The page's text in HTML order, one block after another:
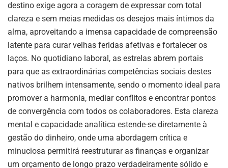
destino exige agora a coragem de expressar com total
clareza e sem meias medidas os desejos mais íntimos da
alma, aproveitando a imensa capacidade de compreensão
latente para curar velhas feridas afetivas e fortalecer os
laços. No quotidiano laboral, as estrelas abrem portais
para que as extraordinárias competências sociais destes
nativos brilhem intensamente, sendo o momento ideal para
promover a harmonia, mediar conflitos e encontrar pontos
de convergência com todos os colaboradores. Esta clareza
mental e capacidade analítica estende-se diretamente à
gestão do dinheiro, onde uma abordagem crítica e
minuciosa permitirá reestruturar as finanças e organizar
um orçamento de longo prazo verdadeiramente sólido e